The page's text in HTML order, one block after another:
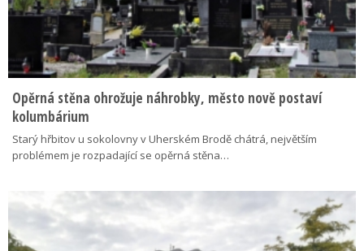
Opěrná stěna ohrožuje náhrobky, město nově postaví
kolumbárium
Starý hřbitov u sokolovny v Uherském Brodě chátrá, největším
problémem je rozpadající se opěrná stěna…